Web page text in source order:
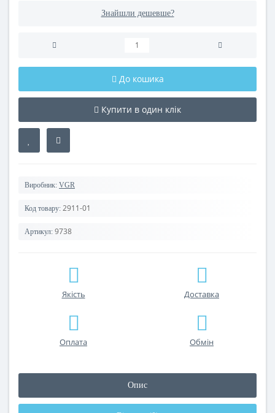
Знайшли дешевше?
До кошика
Купити в один клік
Виробник: VGR
Код товару: 2911-01
Артикул: 9738
Якість Доставка
Оплата Обмін
Опис